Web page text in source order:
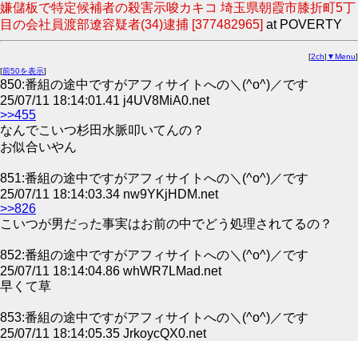
嫌儲板で特定候補者の殺害示唆カキコ 埼玉県朝霞市膝折町5丁
目の会社員渡部遼容疑者(34)逮捕 [377482965] at POVERTY
[2ch| ▼Menu]
[前50を表示]
850:番組の途中ですがアフィサイトへの＼(^o^)／です
25/07/11 18:14:01.41 j4UV8MiA0.net
>>455
なんでこいつ杉田水脈叩いてんの？
お似合いやん
851:番組の途中ですがアフィサイトへの＼(^o^)／です
25/07/11 18:14:03.34 nw9YKjHDM.net
>>826
こいつが男だった事実はお前の中でどう処理されてるの？
852:番組の途中ですがアフィサイトへの＼(^o^)／です
25/07/11 18:14:04.86 whWR7LMad.net
早くて草
853:番組の途中ですがアフィサイトへの＼(^o^)／です
25/07/11 18:14:05.35 JrkoycQX0.net